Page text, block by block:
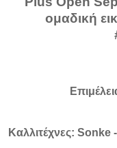
ομαδική
Καλλιτέχνες: